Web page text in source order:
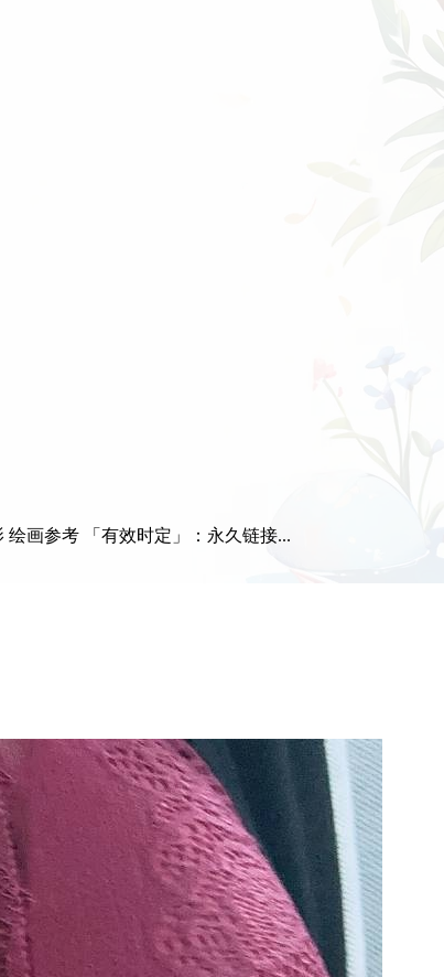
画参考 「有效时定」：永久链接...